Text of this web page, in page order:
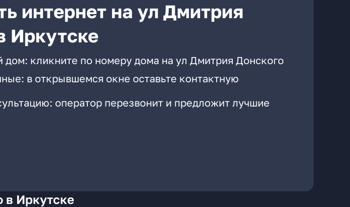
интернет на ул Дмитрия
Иркутске
дом: кликните по номеру дома на ул Дмитрия Донского
в открывшемся окне оставьте контактную
оператор перезвонит и предложит лучшие
в Иркутске